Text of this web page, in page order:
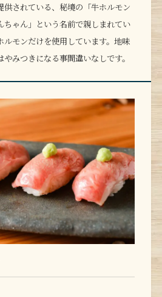
供されている、秘境の「牛ホルモン
ちゃん」という名前で親しまれてい
ルモンだけを使用しています。地味
みつきになる事間違いなしです。